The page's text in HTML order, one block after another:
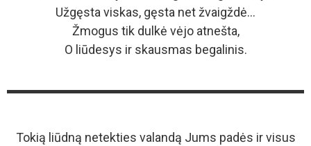
Užgęsta viskas, gęsta net žvaigždė…
Žmogus tik dulkė vėjo atnešta,
O liūdesys ir skausmas begalinis.
Tokią liūdną netekties valandą Jums padės ir visus